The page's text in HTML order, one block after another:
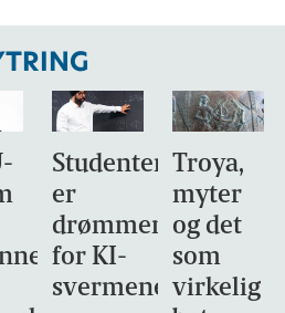
Studentene
er
drømmemålet
for KI-
svermene
Troya,
myter
og det
som
virkelig